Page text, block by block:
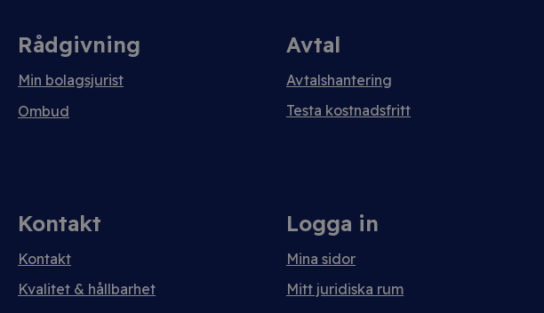
Rådgivning
Min bolagsjurist
Ombud
Avtal
Avtalshantering
Testa kostnadsfritt
Kontakt
Kontakt
Kvalitet & hållbarhet
Logga in
Mina sidor
Mitt juridiska rum